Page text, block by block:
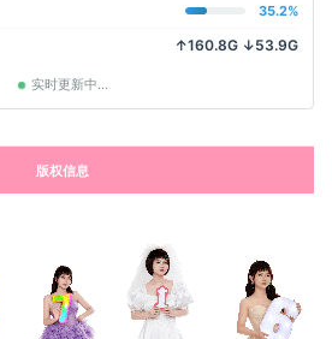
35.2%
↑160.8G ↓53.9G
实时更新中...
版权信息